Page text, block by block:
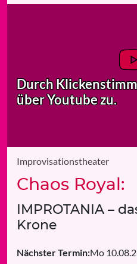
Durch Klicken
über Youtube zu.
Improvisationstheater
Chaos Royal:
IMPROTANIA –
Krone
Nächster Termin:Mo